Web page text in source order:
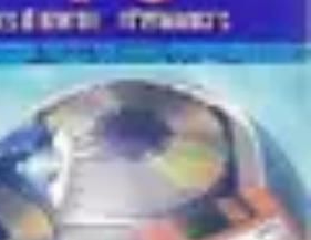
Dépannage et révisionsDépannage